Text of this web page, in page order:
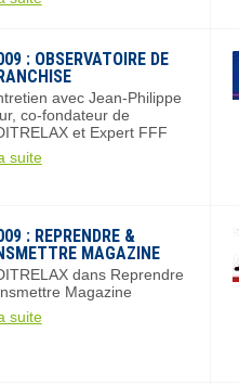
: OBSERVATOIRE DE
avec Jean-Philippe
co-fondateur de
et Expert FFF
suite
: REPRENDRE &
MAGAZINE
dans Reprendre
Magazine
suite